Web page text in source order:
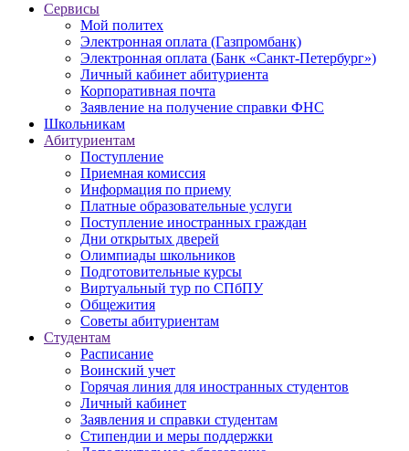
Сервисы
Мой политех
Электронная оплата (Газпромбанк)
Электронная оплата (Банк «Санкт-Петербург»)
Личный кабинет абитуриента
Корпоративная почта
Заявление на получение справки ФНС
Школьникам
Абитуриентам
Поступление
Приемная комиссия
Информация по приему
Платные образовательные услуги
Поступление иностранных граждан
Дни открытых дверей
Олимпиады школьников
Подготовительные курсы
Виртуальный тур по СПбПУ
Общежития
Советы абитуриентам
Студентам
Расписание
Воинский учет
Горячая линия для иностранных студентов
Личный кабинет
Заявления и справки студентам
Стипендии и меры поддержки